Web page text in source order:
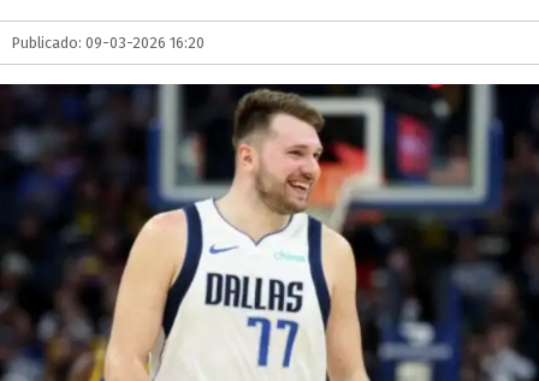
Publicado: 09-03-2026 16:20